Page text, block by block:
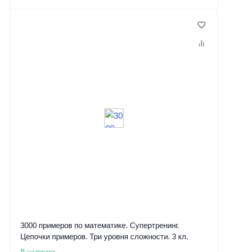
3000 примеров по математике. Супертренинг.
Цепочки примеров. Три уровня сложности. 3 кл.